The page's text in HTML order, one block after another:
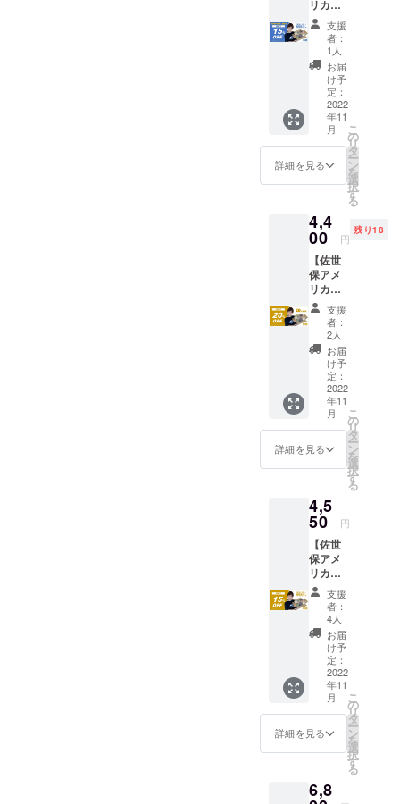
世保市にあ
る小さな
コーヒー
ショップで
したが、お
かげさまで
今年6月には
プアップス
店。そして
都内百貨店
にてこの秋
に開催予定
の長崎物産
展からもオ
ファーをい
ただいてい
今回のクラ
ファンは、
支援者さま
との共創が
国のビール
党でベーグ
ルファンの
皆さまから
のご支援を
お待ちして
います！
パック
コー
ヒー1包
を口数
分お送
りさせ
ていた
だきま
す。上
乗せ支
援は
1,000円
せてい
ただき
ます
（例：
研究開
発支援
1,000円
＋上乗
せ支援
500円は
1口、研
究開発
支援
1,000円
＋上乗
1,500円
は2口な
す。予
めご了
承くだ
さい。
（2個）
HAPPY
TRAILS
COFFE
E（佐世
保市日
野町
1828-
49）の
店頭で
ピック
アップ
す。
ピック
アップ
予定期
間：
2022年
11月下
旬～
（ピッ
クアッ
プ可能
日時
は、ク
ラウド
ファン
ディン
グ終了1
告」に
てお知
らせし
ます。
数週間
にわた
り、月
曜日か
ら金曜
日の午
後の限
定時間
と土曜
日の限
定時間
中で
す。店
おりま
リカン
ベーグ
ル】10
個 プ
レーン
個）・
チーズ
個）・
トマト
（2
個）・
ココア
個）・
八女抹
茶ホワ
イト
チョコ
（2個）
HAPPY
TRAILS
COFFE
E（佐世
保市日
野町
1828-
49）の
店頭で
ピック
アップ
す。
ピック
アップ
予定期
間：
2022年
11月下
旬～
（ピッ
クアッ
プ可能
日時
は、ク
ラウド
ファン
ディン
グ終了1
告」に
支援
者：
1人
お届
け予
定：
2022
年11
月
詳細を見る
こ
の
リ
タ
ー
ン
を
選
択
す
る
4,4
00 円
残り18
【佐世
保アメ
リカン
ベーグ
ル】10
個 プ
レーン
個）・
チーズ
個）・
トマト
（2
個）・
ココア
個）・
八女抹
茶ホワ
イト
チョコ
（2個）
クール
宅急便
（冷凍
タイ
プ）で
お送り
いたし
ます。
支援
者：
2人
お届
け予
定：
2022
年11
月
詳細を見る
こ
の
リ
タ
ー
ン
を
選
択
す
る
4,5
50 円
【佐世
保アメ
リカン
ベーグ
ル】10
個 プ
レーン
個）・
チーズ
個）・
トマト
（2
個）・
ココア
個）・
支援
者：
4人
お届
け予
定：
2022
年11
月
詳細を見る
こ
の
リ
タ
ー
ン
を
選
択
す
る
6,8